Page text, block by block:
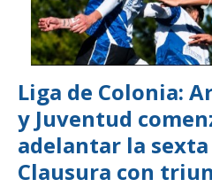
Liga de Colonia:
y Juventud
adelantar la
Clausura con